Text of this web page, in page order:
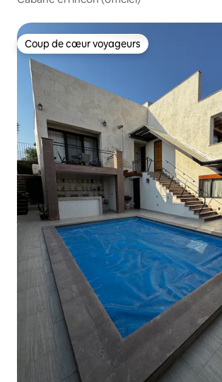
Coup de cœur voyageurs
Coup de cœur voyageurs